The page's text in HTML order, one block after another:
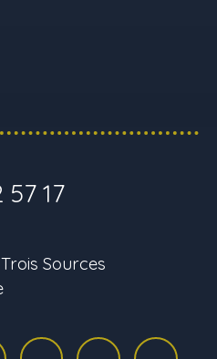
57 17
Sources